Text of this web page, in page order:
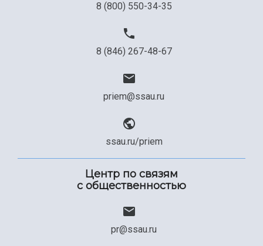
8 (800) 550-34-35
8 (846) 267-48-67
priem@ssau.ru
ssau.ru/priem
Центр по связям
с общественностью
pr@ssau.ru